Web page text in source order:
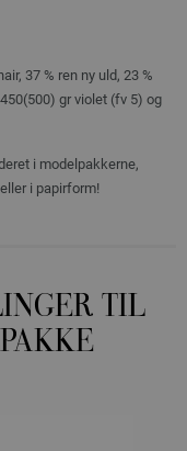
37 % ren ny uld, 23 %
gr violet (fv 5) og
i modelpakkerne,
i papirform!
TIL